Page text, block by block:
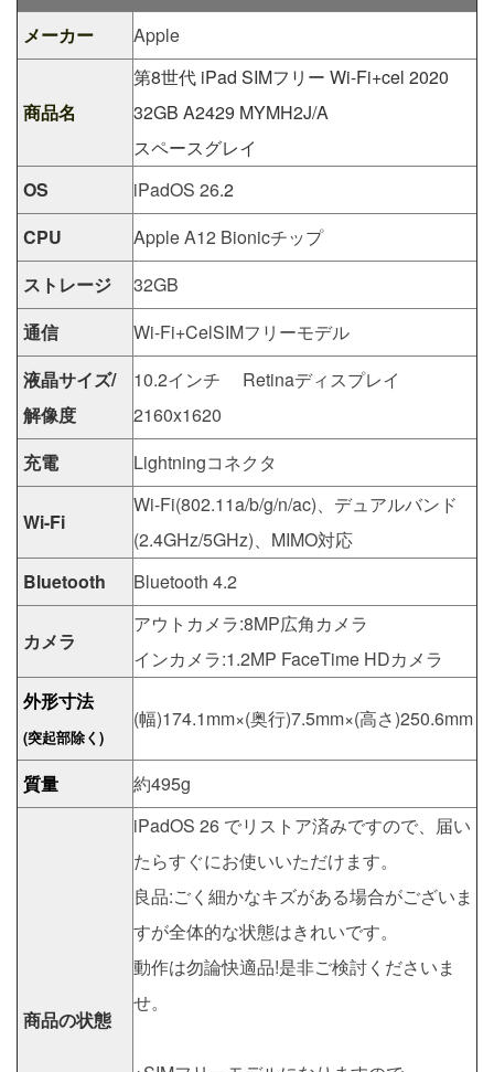
メーカー Apple
商品名
第8世代 iPad SIMフリー Wi-Fi+cel 2020
32GB A2429 MYMH2J/A
スペースグレイ
OS
iPadOS 26.2
CPU
Apple A12 Bionicチップ
ストレージ
32GB
通信
Wi-Fi+CelSIMフリーモデル
液晶サイズ/
解像度
10.2インチ Retinaディスプレイ
2160x1620
充電
Lightningコネクタ
Wi-Fi
Wi-Fi(802.11a/b/g/n/ac)、デュアルバンド
(2.4GHz/5GHz)、MIMO対応
Bluetooth
Bluetooth 4.2
カメラ
アウトカメラ:8MP広角カメラ
インカメラ:1.2MP FaceTime HDカメラ
外形寸法
(突起部除く)
(幅)174.1mm×(奥行)7.5mm×(高さ)250.6mm
質量 約495g
商品の状態
iPadOS 26 でリストア済みですので、届い
たらすぐにお使いいただけます。
良品:ごく細かなキズがある場合がございま
すが全体的な状態はきれいです。
動作は勿論快適品!是非ご検討くださいま
せ。